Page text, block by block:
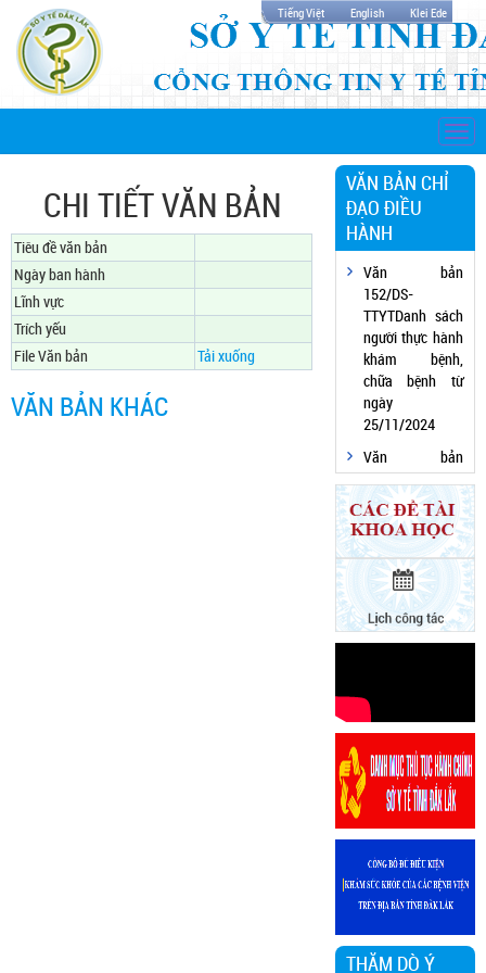
Tiếng Việt English Klei Ede
CHI TIẾT VĂN BẢN
Tiêu đề văn bản
Ngày ban hành
Lĩnh vực
Trích yếu
File Văn bản
Tải xuống
VĂN BẢN KHÁC
VĂN BẢN CHỈ
ĐẠO ĐIỀU
HÀNH
Văn bản
152/DS-
TTYTDanh sách
người thực hành
khám bệnh,
chữa bệnh từ
ngày
25/11/2024
Văn bản
152/DS-
TTYTDanh sách
người thực hành
khám bệnh,
chữa bệnh từ
ngày
25/11/2024
Văn bản
người thực hành
khám bệnh,
chữa bệnh từ
ngày
25/11/2024
Văn bản 24/KH-
hiện Chương
trình hành động
thực hiện Nghị
quyết số 01/NQ-
CP ngày
THĂM DÒ Ý